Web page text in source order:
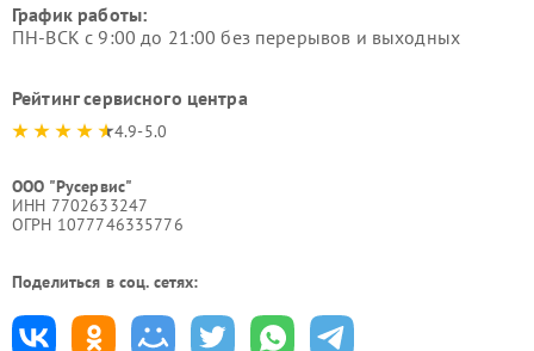
График работы:
ПН-ВСК с 9:00 до 21:00 без перерывов и выходных
Рейтинг сервисного центра
4.9-5.0
ООО "Русервис"
ИНН 7702633247
ОГРН 1077746335776
Поделиться в соц. сетях: